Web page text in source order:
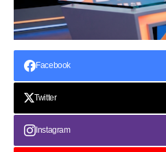
Facebook
Twitter
Instagram